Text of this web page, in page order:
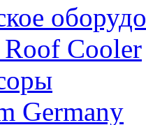
Cooler
Germany